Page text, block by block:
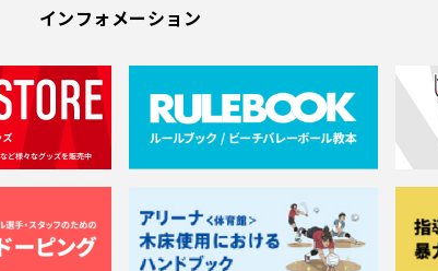
インフォメーション